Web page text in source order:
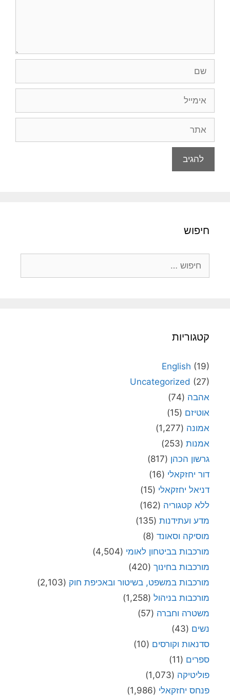
חיפוש
קטגוריות
English (19)
Uncategorized (27)
אהבה (74)
אוטיזם (15)
אמונה (1,277)
אמנות (253)
גרשון הכהן (817)
דור יחזקאלי (16)
דניאל יחזקאלי (15)
ללא קטגוריה (162)
מדע ועתידנות (135)
מוסיקה וסאונד (8)
מורכבות בביטחון לאומי (4,504)
מורכבות בחינוך (420)
מורכבות במשפט, בשיטור ובאכיפת חוק (2,103)
מורכבות בניהול (1,258)
משטרה וחברה (57)
נשים (43)
סדנאות וקורסים (10)
ספרים (11)
פוליטיקה (1,073)
פנחס יחזקאלי (1,986)